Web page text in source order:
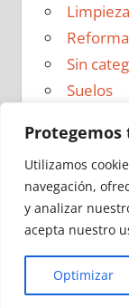
Utilizamos
navegación,
y analizar
acepta nuestro
Optimizar
Limpieza
Sin
Suelos
Ideas para
reservados -
CerrarMás